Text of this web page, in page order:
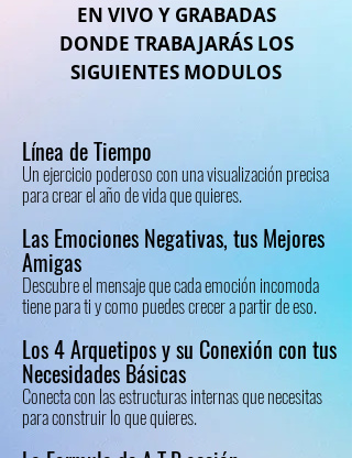
EN VIVO Y GRABADAS
DONDE TRABAJARÁS LOS
SIGUIENTES MODULOS
Línea de Tiempo
Un ejercicio poderoso con una visualización precisa
para crear el año de vida que quieres.
Las Emociones Negativas, tus Mejores
Amigas
Descubre el mensaje que cada emoción incomoda
tiene para ti y como puedes crecer a partir de eso.
Los 4 Arquetipos y su Conexión con tus
Necesidades Básicas
Conecta con las estructuras internas que necesitas
para construir lo que quieres.